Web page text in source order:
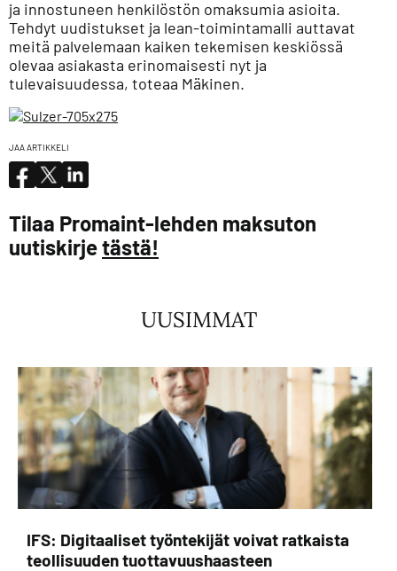
ja innostuneen henkilöstön omaksumia asioita.
Tehdyt uudistukset ja lean-toimintamalli auttavat
meitä palvelemaan kaiken tekemisen keskiössä
olevaa asiakasta erinomaisesti nyt ja
tulevaisuudessa, toteaa Mäkinen.
JAA ARTIKKELI
Tilaa Promaint-lehden maksuton
uutiskirjetästä!
UUSIMMAT
IFS: Digitaaliset työntekijät voivat ratkaista
teollisuuden tuottavuushaasteen